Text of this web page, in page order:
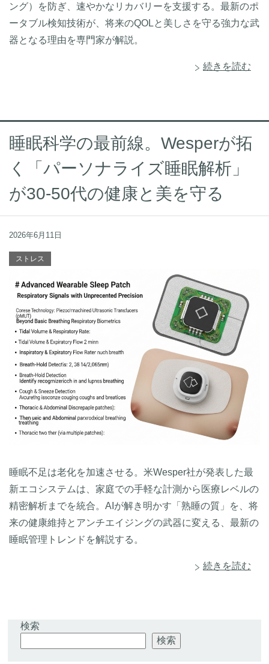
ング）を防ぎ、速やかなリカバリーを支援する。最新のポ
ータブル検知技術が、将来のQOLと美しさを守る強力な武
器となる理由を専門家が解説。
続きを読む
睡眠科学の最前線。Wesperが拓
く「パーソナライズ睡眠解析」
が30-50代の健康と美を守る
2026年6月11日
ストレス
睡眠不足は老化を加速させる。米Wesper社が発表した最
新エコシステムは、家庭での手軽な計測から医療レベルの
精密解析までを統合。AIが解き明かす「熟睡の質」を、将
来の健康維持とアンチエイジングの武器に変える、最新の
睡眠管理トレンドを解説する。
続きを読む
検索
検索